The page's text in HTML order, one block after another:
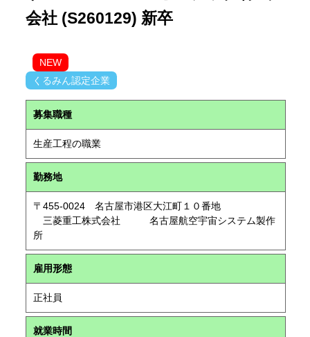
会社 (S260129) 新卒
NEW
くるみん認定企業
募集職種
生産工程の職業
勤務地
〒455-0024 名古屋市港区大江町１０番地
三菱重工株式会社 名古屋航空宇宙システム製作
所
雇用形態
正社員
就業時間